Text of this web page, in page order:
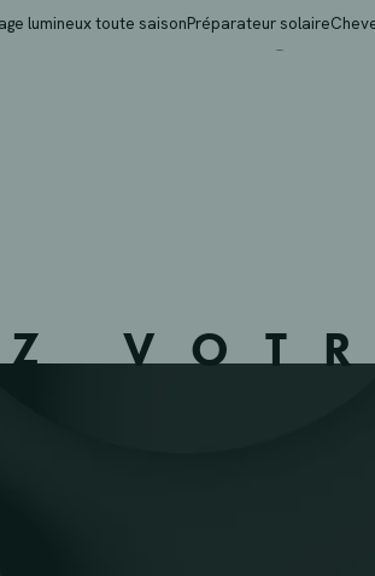
lumineux toute saisonPréparateur solaire
–